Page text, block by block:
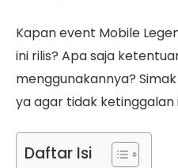
Kapan event Mobile
ini rilis? Apa saja
menggunakannya?
ya agar tidak ketinggalan
Daftar Isi